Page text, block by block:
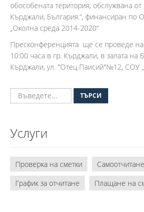
обособената територия, обслужвана
Кърджали, България.“, финансиран по
„Околна среда 2014-2020“
Пресконференцията ще се проведе
10:00 часа в гр. Кърджали, в залата на
Кърджали, ул. "Отец Паисий"№12, СОУ
ТЪРСИ
Услуги
Проверка на сметки
Самоотчитане
График за отчитане
Плащане на